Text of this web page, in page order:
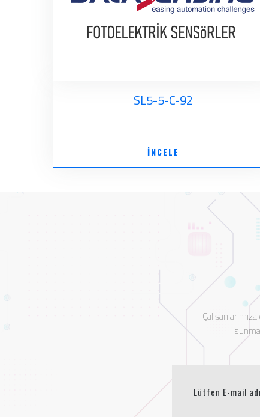
SL5-5-C-92
İNCELE